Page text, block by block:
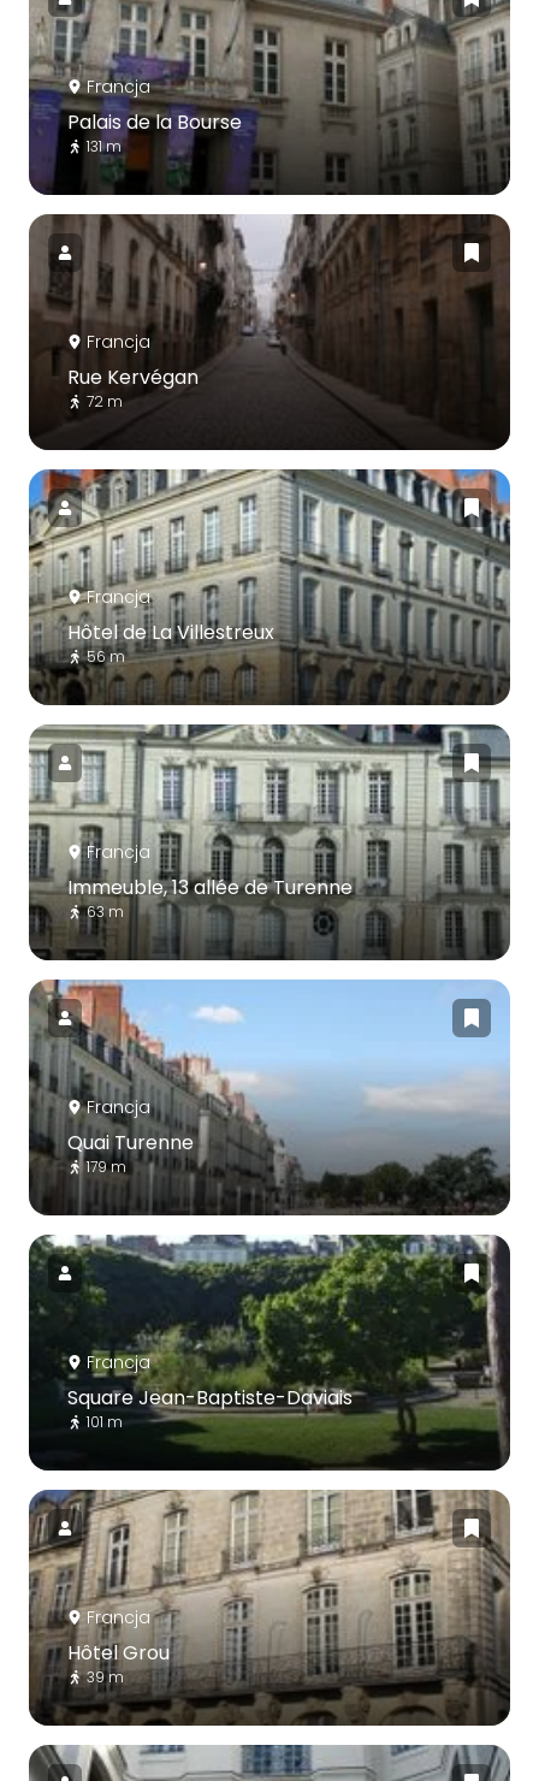
Francja
Palais de la Bourse
131 m
Francja
Rue Kervégan
72 m
Francja
Hôtel de La Villestreux
56 m
Francja
Immeuble, 13 allée de Turenne
63 m
Francja
Quai Turenne
179 m
Francja
Square Jean-Baptiste-Daviais
101 m
Francja
Hôtel Grou
39 m